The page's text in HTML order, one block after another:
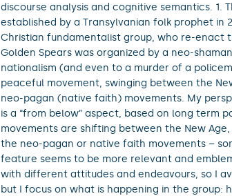
discourse analysis and cognitive semantics. 1.
established by a Transylvanian folk prophet in
Christian fundamentalist group, who re-enact
Golden Spears was organized by a neo-
nationalism (and even to a murder of a
peaceful movement, swinging between the
neo-pagan (native faith) movements. My
is a “from below” aspect, based on long term
movements are shifting between the New
the neo-pagan or native faith movements –
feature seems to be more relevant and
with different attitudes and endeavours, so I
but I focus on what is happening in the